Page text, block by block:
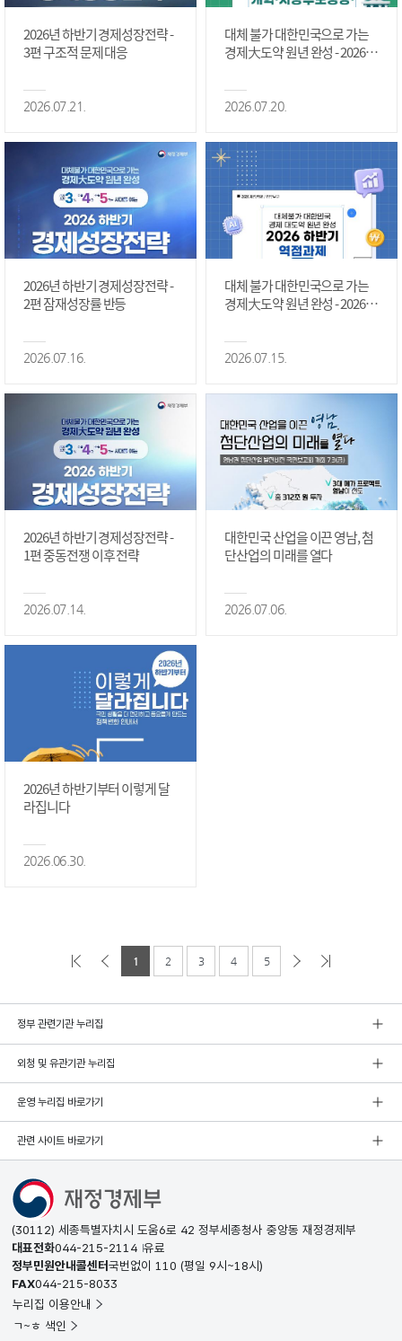
2026년 하반기 경제성장전략 -
3편 구조적 문제 대응
2026.07.21.
대체 불가 대한민국으로 가는
경제大도약 원년 완성 - 2026 하
정상화 #2편
2026.07.20.
2026년 하반기 경제성장전략 -
2편 잠재성장률 반등
2026.07.16.
대체 불가 대한민국으로 가는
경제大도약 원년 완성 - 2026 하
2026.07.15.
2026년 하반기 경제성장전략 -
1편 중동전쟁 이후 전략
2026.07.14.
대한민국 산업을 이끈 영남, 첨
단산업의 미래를 열다
2026.07.06.
2026년 하반기부터 이렇게 달
라집니다
2026.06.30.
1 2 3 4 5
정부 관련기관 누리집
외청 및 유관기관 누리집
운영 누리집 바로가기
관련 사이트 바로가기
(30112) 세종특별자치시 도움6로 42 정부세종청사 중앙동 재정경제부
대표전화044-215-2114 유료
정부민원안내콜센터국번없이 110 (평일 9시~18시)
FAX044-215-8033
누리집 이용안내
ㄱ~ㅎ 색인